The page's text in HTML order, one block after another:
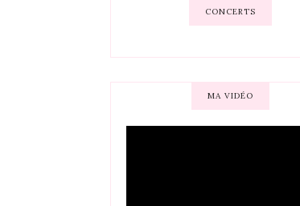
CONCERTS
MA VIDÉO